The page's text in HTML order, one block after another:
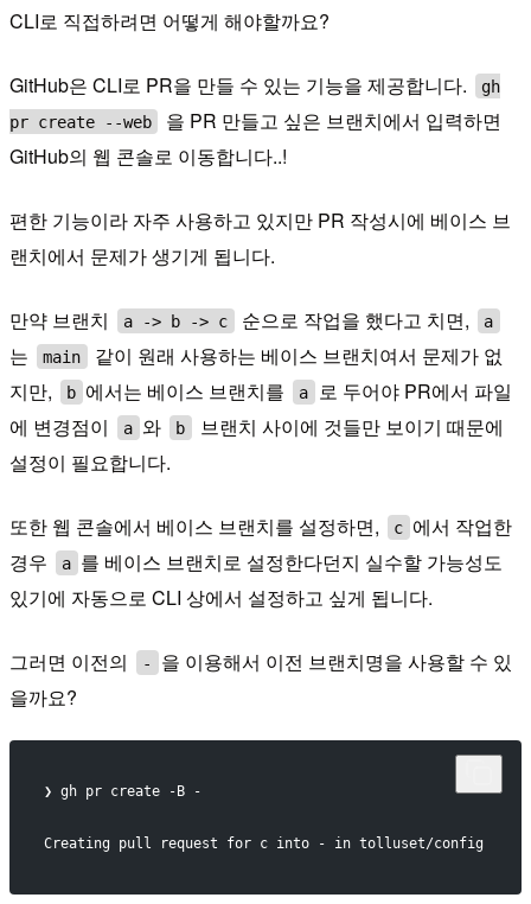
CLI로 직접하려면 어떻게 해야할까요?
GitHub은 CLI로 PR을 만들 수 있는 기능을 제공합니다.
gh
pr create --web
을 PR 만들고 싶은 브랜치에서 입력하면
GitHub의 웹 콘솔로 이동합니다..!
편한 기능이라 자주 사용하고 있지만 PR 작성시에 베이스 브
랜치에서 문제가 생기게 됩니다.
만약 브랜치 a -> b -> c 순으로 작업을 했다고 치면, a
는 main
같이 원래 사용하는 베이스 브랜치여서 문제가 없
지만,
b 에서는 베이스 브랜치를 a
로 두어야 PR에서 파일
에 변경점이
a 와 b
브랜치 사이에 것들만 보이기 때문에
설정이 필요합니다.
또한 웹 콘솔에서 베이스 브랜치를 설정하면, c 에서 작업한
경우
a 를 베이스 브랜치로 설정한다던지 실수할 가능성도
있기에 자동으로 CLI 상에서 설정하고 싶게 됩니다.
그러면 이전의 -
을 이용해서 이전 브랜치명을 사용할 수 있
을까요?
❯ gh pr create -B -
Creating pull request for c into - in tolluset/config